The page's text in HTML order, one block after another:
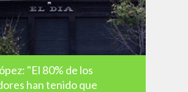
"El 80% de los
han tenido que